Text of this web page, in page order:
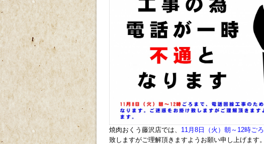
焼肉おくう藤沢店では、 11月8日（火）朝～12時ごろ
致しますがご理解頂きますようお願い申し上げます。